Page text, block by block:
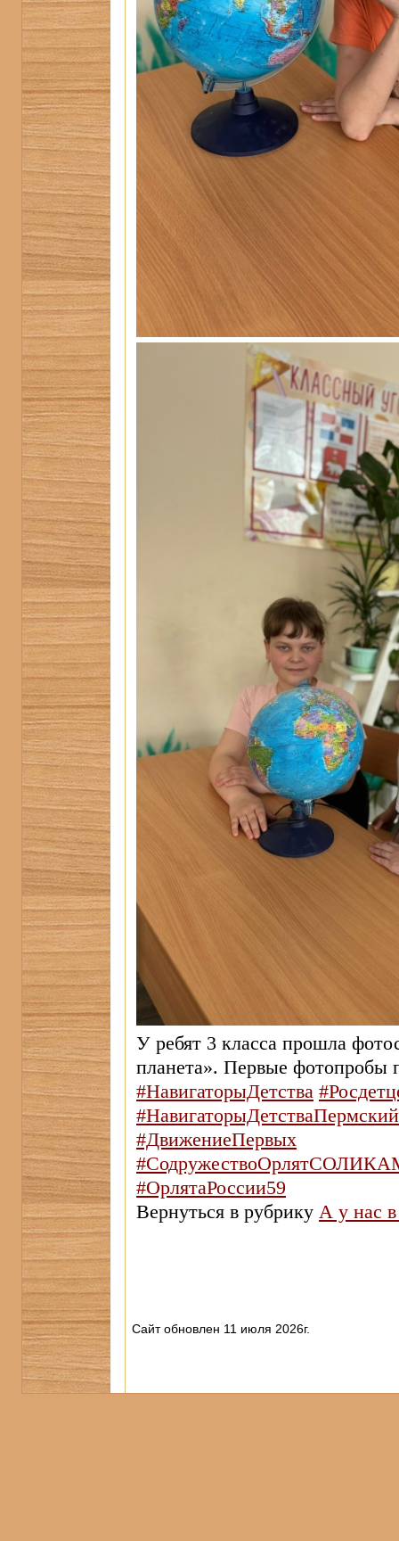
У ребят 3 класса прошла
планета». Первые фотопробы
#НавигаторыДетства
#ДвижениеПервых
#ОрлятаРоссии59
Вернуться в рубрику А у нас
Сайт обновлен 11 июля 2026г.